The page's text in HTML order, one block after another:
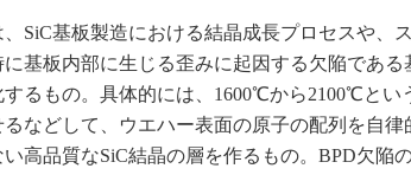
IHSアナリスト「未来展望」
「英語に愛されないエンジニア」の
SiC基板製造における結晶成長プロセスや、
基板内部に生じる歪みに起因する欠陥である
るもの。具体的には、1600℃から2100℃とい
などして、ウエハー表面の原子の配列を自律
高品質なSiC結晶の層を作るもの。BPD欠陥